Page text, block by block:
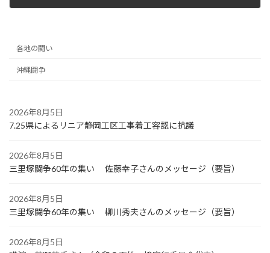
各地の闘い
沖縄闘争
2026年8月5日
7.25県によるリニア静岡工区工事着工容認に抗議
2026年8月5日
三里塚闘争60年の集い 佐藤幸子さんのメッセージ（要旨）
2026年8月5日
三里塚闘争60年の集い 柳川秀夫さんのメッセージ（要旨）
2026年8月5日